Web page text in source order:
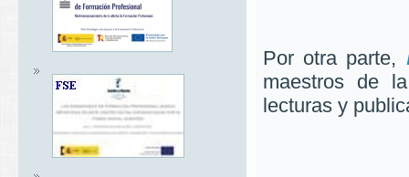
Por otra parte,
maestros de
lecturas y